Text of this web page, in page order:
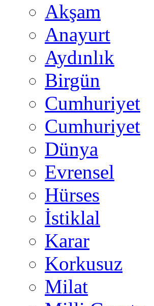
Akşam
Anayurt
Aydınlık
Birgün
Cumhuriyet
Cumhuriyet
Dünya
Evrensel
Hürses
İstiklal
Karar
Korkusuz
Milat